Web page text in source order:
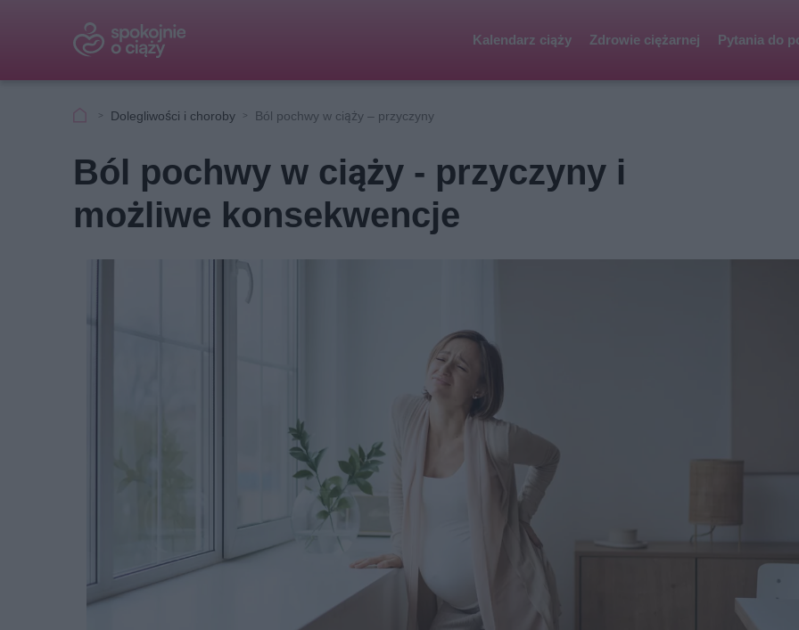
Kalendarz ciąży Zdrowie ciężarnej Pytania do
Dolegliwości i choroby Ból pochwy w ciąży – przyczyny
Ból pochwy w ciąży - przyczyny i
możliwe konsekwencje